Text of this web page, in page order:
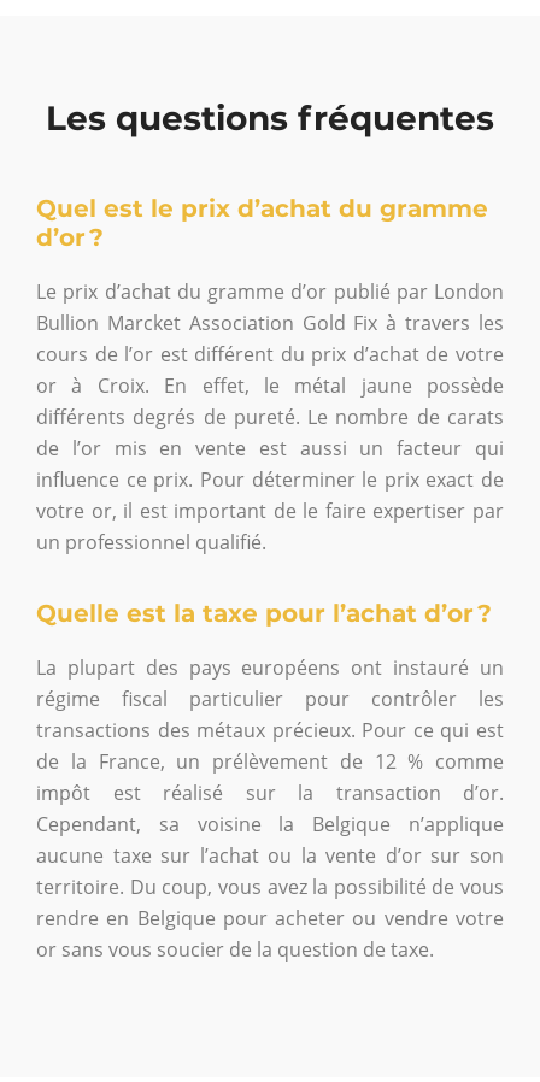
Les questions fréquentes
Quel est le prix d’achat du gramme
d’or ?
Le prix d’achat du gramme d’or publié par London
Bullion Marcket Association Gold Fix à travers les
cours de l’or est différent du prix d’achat de votre
or à Croix. En effet, le métal jaune possède
différents degrés de pureté. Le nombre de carats
de l’or mis en vente est aussi un facteur qui
influence ce prix. Pour déterminer le prix exact de
votre or, il est important de le faire expertiser par
un professionnel qualifié.
Quelle est la taxe pour l’achat d’or ?
La plupart des pays européens ont instauré un
régime fiscal particulier pour contrôler les
transactions des métaux précieux. Pour ce qui est
de la France, un prélèvement de 12 % comme
impôt est réalisé sur la transaction d’or.
Cependant, sa voisine la Belgique n’applique
aucune taxe sur l’achat ou la vente d’or sur son
territoire. Du coup, vous avez la possibilité de vous
rendre en Belgique pour acheter ou vendre votre
or sans vous soucier de la question de taxe.